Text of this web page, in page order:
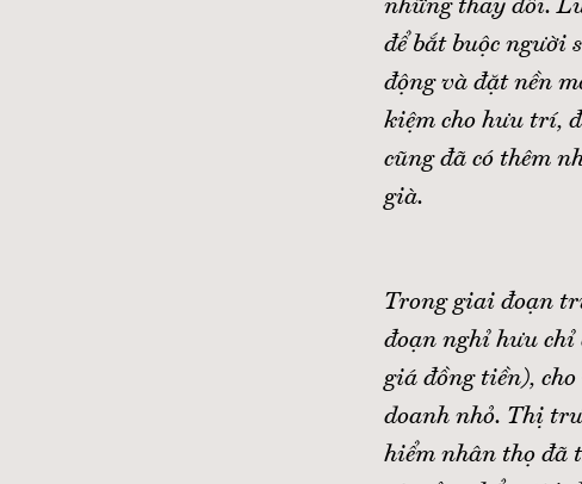
những thay đổi.
để bắt buộc người
động và đặt nền
kiệm cho hưu trí,
cũng đã có thêm
già.
Trong giai đoạn
đoạn nghỉ hưu chỉ
giá đồng tiền),
doanh nhỏ. Thị
hiểm nhân thọ đã